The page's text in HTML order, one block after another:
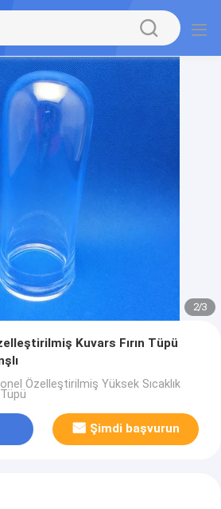
2/3
Kuvars Fırın Tüpü
Özelleştirilmiş Yüksek Sıcaklık
Tüpü
Şimdi başvurun